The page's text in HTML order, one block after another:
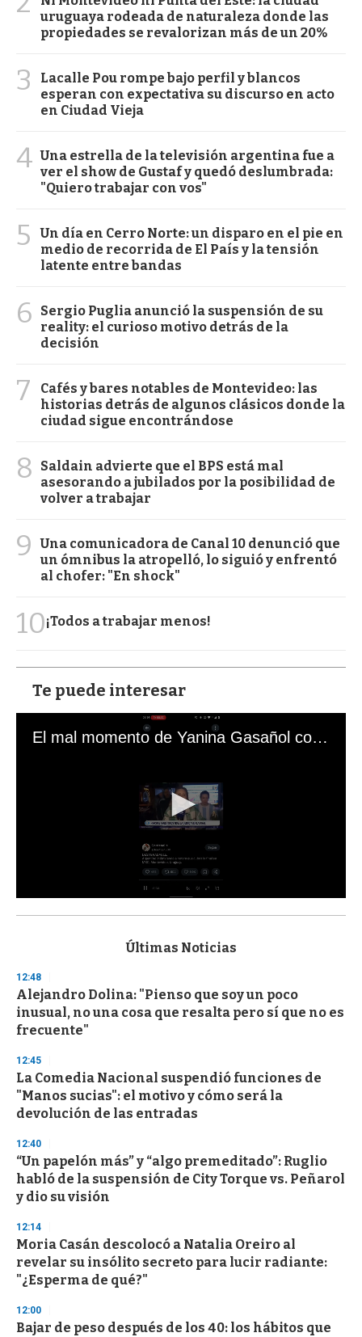
uruguaya rodeada de naturaleza donde las
propiedades se revalorizan más de un 20%
3
Lacalle Pou rompe bajo perfil y blancos
esperan con expectativa su discurso en acto
en Ciudad Vieja
4 Una estrella de la televisión argentina fue a
ver el show de Gustaf y quedó deslumbrada:
"Quiero trabajar con vos"
5
Un día en Cerro Norte: un disparo en el pie en
medio de recorrida de El País y la tensión
latente entre bandas
6
Sergio Puglia anunció la suspensión de su
reality: el curioso motivo detrás de la
decisión
7
Cafés y bares notables de Montevideo: las
historias detrás de algunos clásicos donde la
ciudad sigue encontrándose
8
Saldain advierte que el BPS está mal
asesorando a jubilados por la posibilidad de
volver a trabajar
9
Una comunicadora de Canal 10 denunció que
un ómnibus la atropelló, lo siguió y enfrentó
al chofer: "En shock"
10¡Todos a trabajar menos!
Te puede interesar
El mal momento de Yanina Gasañol con un hincha argentino en "Subrayado"
s
d
s
o
f
3
s
e
c
o
n
Últimas Noticias
12:48
Alejandro Dolina: "Pienso que soy un poco
inusual, no una cosa que resalta pero sí que no es
frecuente"
12:45
La Comedia Nacional suspendió funciones de
"Manos sucias": el motivo y cómo será la
devolución de las entradas
12:40
“Un papelón más” y “algo premeditado”: Ruglio
habló de la suspensión de City Torque vs. Peñarol
y dio su visión
12:14
Moria Casán descolocó a Natalia Oreiro al
revelar su insólito secreto para lucir radiante:
"¿Esperma de qué?"
12:00
Bajar de peso después de los 40: los hábitos que